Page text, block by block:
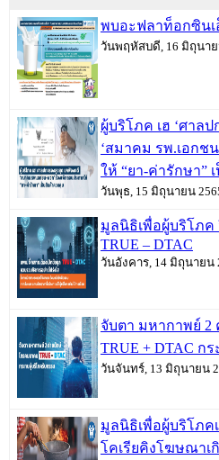
พบอะฟลาท็อกซินเ
วันพฤหัสบดี, 16 มิถุนาย
ผู้บริโภค เฮ ‘ศาล
‘สมาคม รพ.เอกช
ให้ “ยา-ค่ารักษา”
วันพุธ, 15 มิถุนายน
มูลนิธิเพื่อผู้บริโภค
TRUE – DTAC
วันอังคาร, 14 มิถุนายน
จับตา มหากาพย์
TRUE + DTAC ก
วันจันทร์, 13 มิถุนายน
มูลนิธิเพื่อผู้บริโภค
โคเรียคิงโฆษณาเ